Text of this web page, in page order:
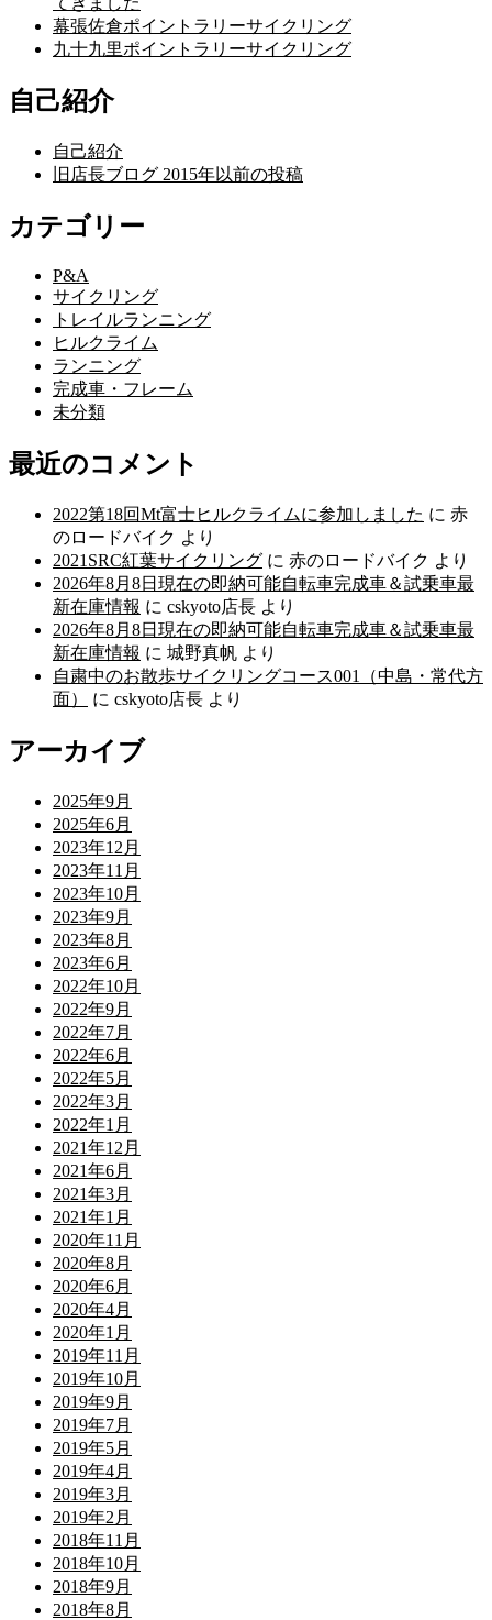
幕張佐倉ポイントラリーサイクリング
九十九里ポイントラリーサイクリング
自己紹介
自己紹介
旧店長ブログ 2015年以前の投稿
カテゴリー
P&A
サイクリング
トレイルランニング
ヒルクライム
ランニング
完成車・フレーム
未分類
最近のコメント
2022第18回Mt富士ヒルクライムに参加しました に 赤
のロードバイク より
2021SRC紅葉サイクリング に 赤のロードバイク より
2026年8月8日現在の即納可能自転車完成車＆試乗車最
新在庫情報 に cskyoto店長 より
2026年8月8日現在の即納可能自転車完成車＆試乗車最
新在庫情報 に 城野真帆 より
自粛中のお散歩サイクリングコース001（中島・常代方
面）
に cskyoto店長 より
アーカイブ
2025年9月
2025年6月
2023年12月
2023年11月
2023年10月
2023年9月
2023年8月
2023年6月
2022年10月
2022年9月
2022年7月
2022年6月
2022年5月
2022年3月
2022年1月
2021年12月
2021年6月
2021年3月
2021年1月
2020年11月
2020年8月
2020年6月
2020年4月
2020年1月
2019年11月
2019年10月
2019年9月
2019年7月
2019年5月
2019年4月
2019年3月
2019年2月
2018年11月
2018年10月
2018年9月
2018年8月